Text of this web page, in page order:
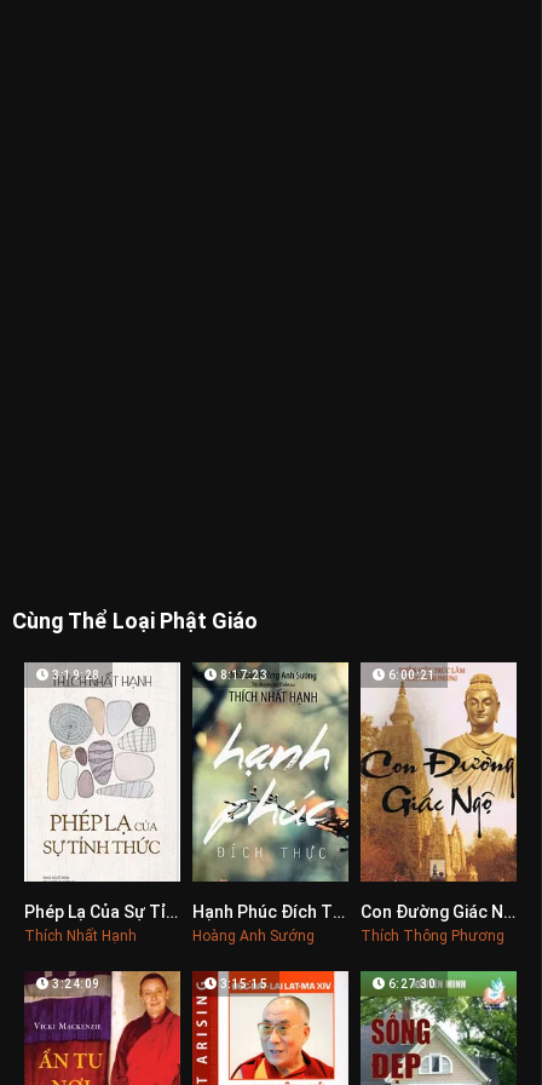
Cùng Thể Loại Phật Giáo
0
3:19:28
Phép Lạ Của Sự Tỉnh Thức
Thích Nhất Hạnh
0
8:17:23
Hạnh Phúc Đích Thực
Hoàng Anh Sướng
0
6:00:21
Con Đường Giác Ngộ
Thích Thông Phương
3:24:09 3:15:15 6:27:30